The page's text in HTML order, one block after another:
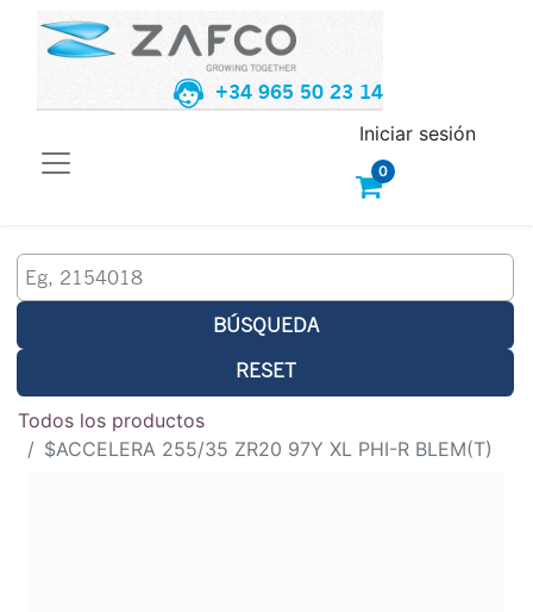
+34 965 50 23 14
0
Iniciar sesión
BÚSQUEDA
RESET
Todos los productos
$ACCELERA 255/35 ZR20 97Y XL PHI-R BLEM(T)